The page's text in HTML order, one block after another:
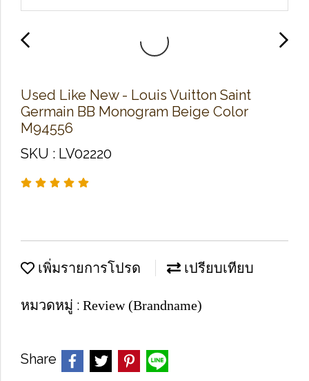
Used Like​ New​ - Louis​ Vuitton​ Saint​
Germain BB Monogram​ Beige​ Color​
M94556
SKU : LV02220
เพิ่มรายการโปรด เปรียบเทียบ
หมวดหมู่ : Review (Brandname)
Share